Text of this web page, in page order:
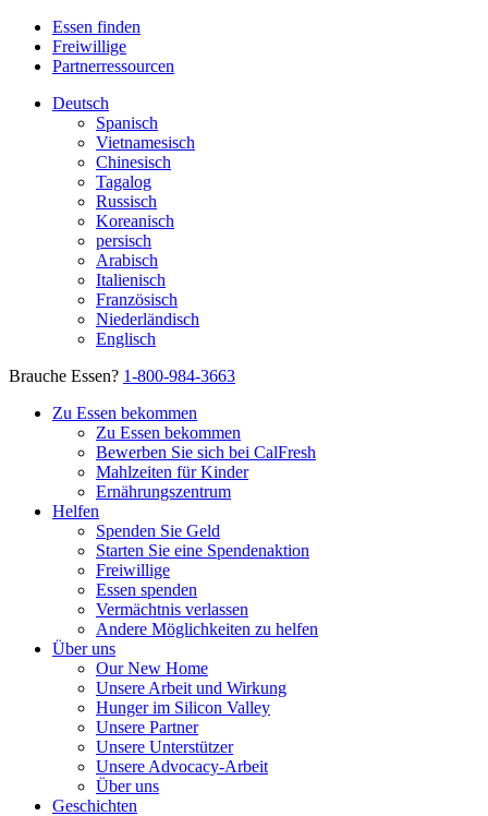
Essen finden
Freiwillige
Partnerressourcen
Deutsch
Spanisch
Vietnamesisch
Chinesisch
Tagalog
Russisch
Koreanisch
persisch
Arabisch
Italienisch
Französisch
Niederländisch
Englisch
Brauche Essen? 1-800-984-3663
Zu Essen bekommen
Zu Essen bekommen
Bewerben Sie sich bei CalFresh
Mahlzeiten für Kinder
Ernährungszentrum
Helfen
Spenden Sie Geld
Starten Sie eine Spendenaktion
Freiwillige
Essen spenden
Vermächtnis verlassen
Andere Möglichkeiten zu helfen
Über uns
Our New Home
Unsere Arbeit und Wirkung
Hunger im Silicon Valley
Unsere Partner
Unsere Unterstützer
Unsere Advocacy-Arbeit
Über uns
Geschichten